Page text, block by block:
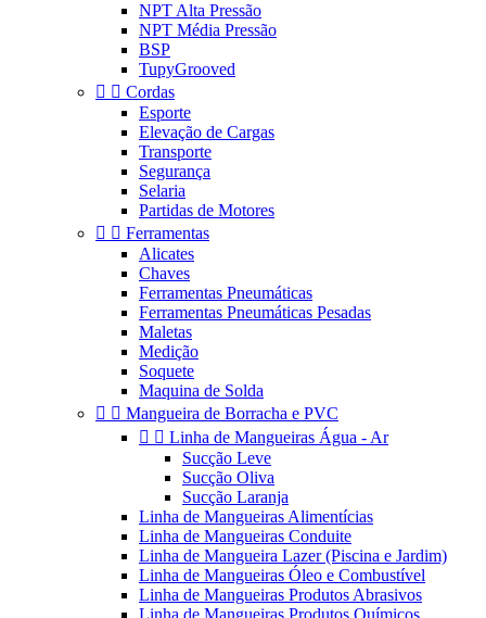
NPT Alta Pressão
NPT Média Pressão
BSP
TupyGrooved
  Cordas
Esporte
Elevação de Cargas
Transporte
Segurança
Selaria
Partidas de Motores
  Ferramentas
Alicates
Chaves
Ferramentas Pneumáticas
Ferramentas Pneumáticas Pesadas
Maletas
Medição
Soquete
Maquina de Solda
  Mangueira de Borracha e PVC
  Linha de Mangueiras Água - Ar
Sucção Leve
Sucção Oliva
Sucção Laranja
Linha de Mangueiras Alimentícias
Linha de Mangueiras Conduite
Linha de Mangueira Lazer (Piscina e Jardim)
Linha de Mangueiras Óleo e Combustível
Linha de Mangueiras Produtos Abrasivos
Linha de Mangueiras Produtos Químicos